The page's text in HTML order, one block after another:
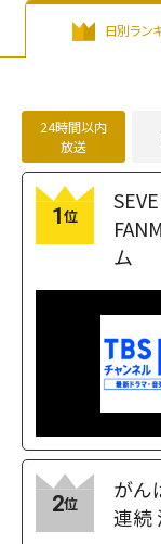
日別ラン
24時間以内
放送
1位
ム
2位
がん
連続